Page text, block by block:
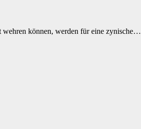
wehren können, werden für eine zynische…